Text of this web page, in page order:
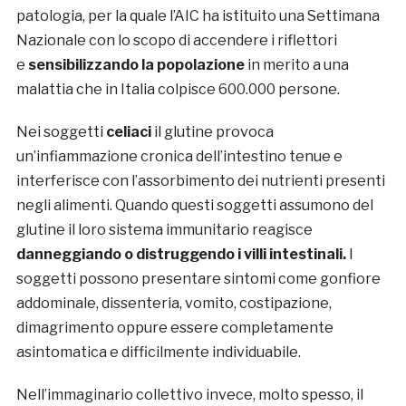
patologia, per la quale l’AIC ha istituito una Settimana
Nazionale con lo scopo di accendere i riflettori
e sensibilizzando la popolazionein merito a una
malattia che in Italia colpisce 600.000 persone.
Nei soggetti celiaciil glutine provoca
un’infiammazione cronica dell’intestino tenue e
interferisce con l’assorbimento dei nutrienti presenti
negli alimenti. Quando questi soggetti assumono del
glutine il loro sistema immunitario reagisce
danneggiando o distruggendo i villi intestinali.I
soggetti possono presentare sintomi come gonfiore
addominale, dissenteria, vomito, costipazione,
dimagrimento oppure essere completamente
asintomatica e difficilmente individuabile.
Nell’immaginario collettivo invece, molto spesso, il